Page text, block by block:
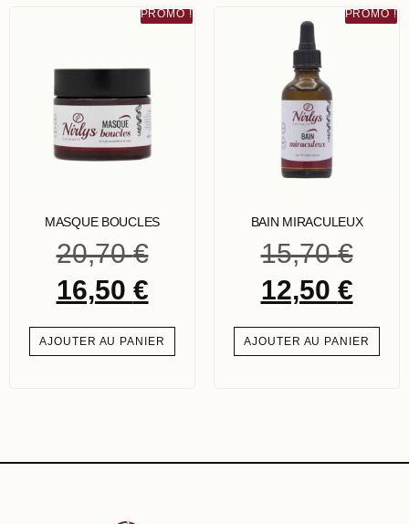
PROMO !
MASQUE BOUCLES
20,70€
16,50 €
AJOUTER AU PANIER
PROMO !
BAIN MIRACULEUX
15,70€
12,50 €
AJOUTER AU PANIER